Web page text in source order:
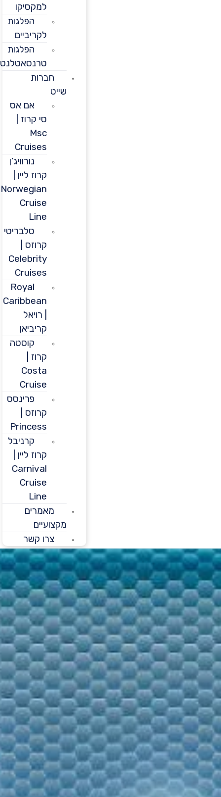
למקסיקו
הפלגות
לקריביים
הפלגות
טרנסאטלנטיות
חברות
אם אס
סי קרוז |
Cruises
נורוויג’ן
קרוז ליין |
Norwegian
Cruise
סלבריטי
קרוזס |
Celebrity
Cruises
Royal
Caribbean
קריביאן
קוסטה
Costa
Cruise
פרינסס
קרוזס |
Princess
קרניבל
קרוז ליין |
Carnival
Cruise
מאמרים
מקצועיים
צרו קשר